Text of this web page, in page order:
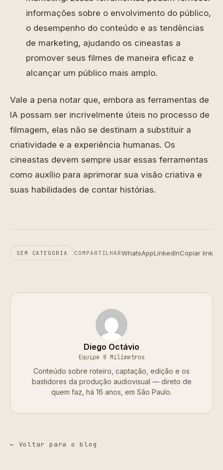
informações sobre o envolvimento do público,
o desempenho do conteúdo e as tendências
de marketing, ajudando os cineastas a
promover seus filmes de maneira eficaz e
alcançar um público mais amplo.
Vale a pena notar que, embora as ferramentas de
IA possam ser incrivelmente úteis no processo de
filmagem, elas não se destinam a substituir a
criatividade e a experiência humanas. Os
cineastas devem sempre usar essas ferramentas
como auxílio para aprimorar sua visão criativa e
suas habilidades de contar histórias.
SEM CATEGORIA COMPARTILHARWhatsAppLinkedInCopiar link
Diego Octávio
Equipe 8 Milímetros
Conteúdo sobre roteiro, captação, edição e os
bastidores da produção audiovisual — direto de
quem faz, há 16 anos, em São Paulo.
← Voltar para o blog